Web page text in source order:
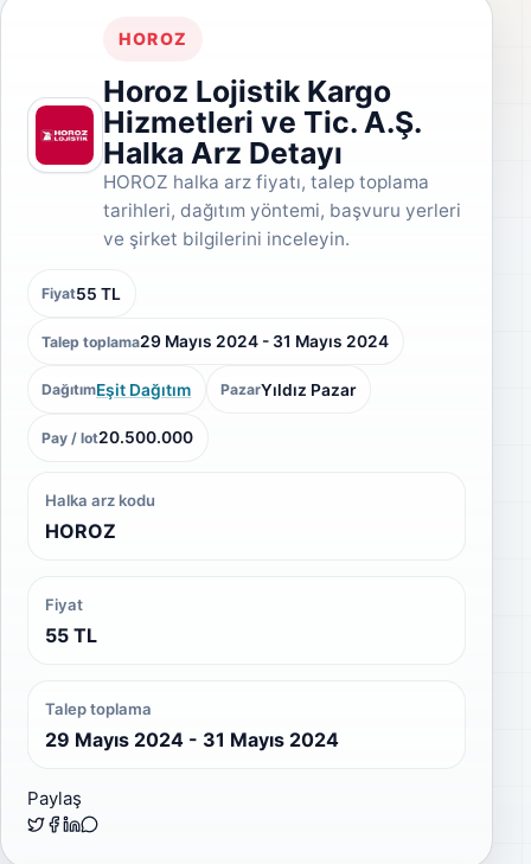
HOROZ
Horoz Lojistik Kargo
Hizmetleri ve Tic. A.Ş.
Halka Arz Detayı
HOROZ halka arz fiyatı, talep toplama
tarihleri, dağıtım yöntemi, başvuru yerleri
ve şirket bilgilerini inceleyin.
Fiyat55 TL
Talep toplama29 Mayıs 2024 - 31 Mayıs 2024
DağıtımEşit Dağıtım PazarYıldız Pazar
Pay / lot20.500.000
Halka arz kodu
HOROZ
Fiyat
55 TL
Talep toplama
29 Mayıs 2024 - 31 Mayıs 2024
Paylaş